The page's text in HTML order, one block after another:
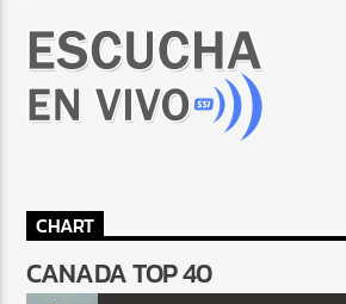
CHART
CANADA TOP 40